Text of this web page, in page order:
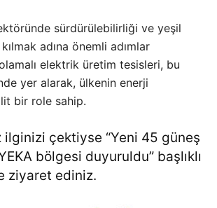
sürdürülebilirliği ve yeşil
adına önemli adımlar
elektrik üretim tesisleri, bu
yer alarak, ülkenin enerji
bir role sahip.
ilginizi çektiyse “Yeni 45 güneş
bölgesi duyuruldu” başlıklı
ziyaret ediniz.